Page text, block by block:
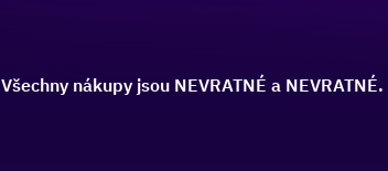
Všechny nákupy jsou NEVRATNÉ a NEVRATNÉ.